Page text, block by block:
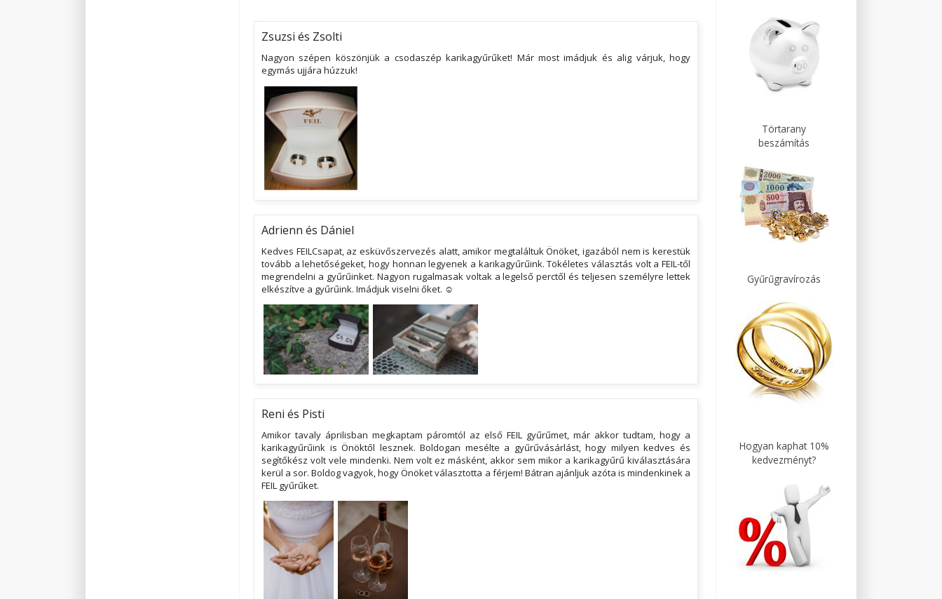
Zsuzsi és Zsolti
Nagyon szépen köszönjük a csodaszép karikagyűrűket! Már most imádjuk és alig várjuk, hogy
egymás ujjára húzzuk!
Adrienn és Dániel
Kedves FEILCsapat, az esküvőszervezés alatt, amikor megtaláltuk Önöket, igazából nem is kerestük
tovább a lehetőségeket, hogy honnan legyenek a karikagyűrűink. Tökéletes választás volt a FEIL-től
megrendelni a gyűrűinket. Nagyon rugalmasak voltak a legelső perctől és teljesen személyre lettek
elkészítve a gyűrűink. Imádjuk viselni őket. ☺
Reni és Pisti
Amikor tavaly áprilisban megkaptam páromtól az első FEIL gyűrűmet, már akkor tudtam, hogy a
karikagyűrűink is Önöktől lesznek. Boldogan mesélte a gyűrűvásárlást, hogy milyen kedves és
segítőkész volt vele mindenki. Nem volt ez másként, akkor sem mikor a karikagyűrű kiválasztására
kerül a sor. Boldog vagyok, hogy Önöket választotta a férjem! Bátran ajánljuk azóta is mindenkinek a
FEIL gyűrűket.
Törtarany
beszámítás
Gyűrűgravírozás
Hogyan kaphat 10%
kedvezményt?